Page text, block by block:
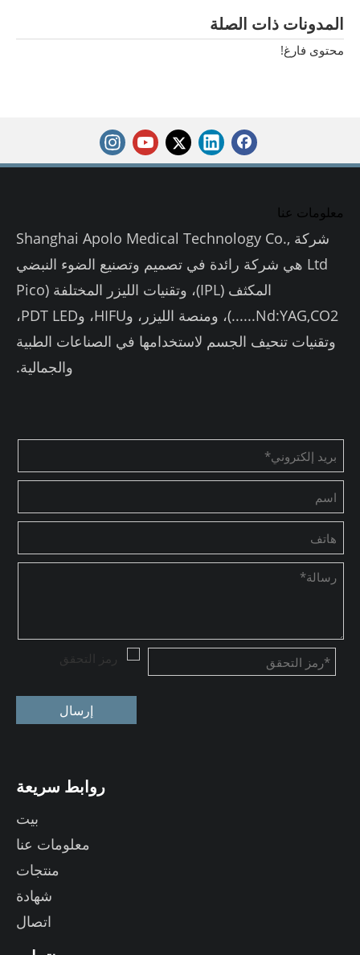
المدونات ذات الصلة
محتوى فارغ!
معلومات عنا
شركة Shanghai Apolo Medical Technology Co.,
Ltd هي شركة رائدة في تصميم وتصنيع الضوء النبضي
المكثف (IPL)، وتقنيات الليزر المختلفة (Pico
Nd:YAG,CO2......)، ومنصة الليزر، وHIFU، وPDT LED،
وتقنيات تنحيف الجسم لاستخدامها في الصناعات الطبية
والجمالية.
إرسال
روابط سريعة
بيت
معلومات عنا
منتجات
شهادة
اتصال